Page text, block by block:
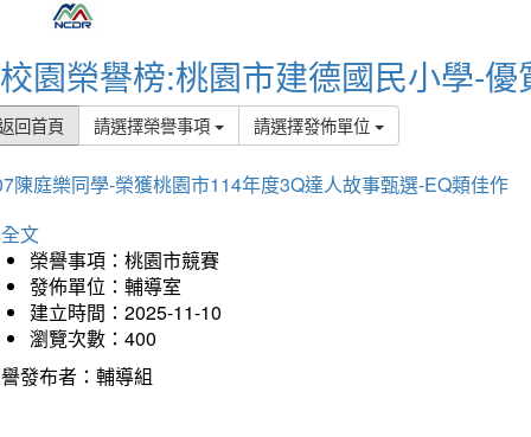
校園榮譽榜:桃園市建德國民小學-優
回首頁 請選擇榮譽事項 請選擇發佈單位
陳庭樂同學-榮獲桃園市114年度3Q達人故事甄選-EQ類佳作
文
榮譽事項：桃園市競賽
發佈單位：輔導室
建立時間：2025-11-10
瀏覽次數：400
發布者：輔導組